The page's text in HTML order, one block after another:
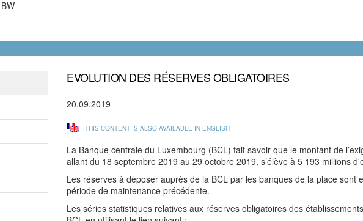
EVOLUTION DES RÉSERVES OBLIGATOIRES
20.09.2019
THIS CONTENT IS ALSO AVAILABLE IN ENGLISH
La Banque centrale du Luxembourg (BCL) fait savoir que le montant de
allant du 18 septembre 2019 au 29 octobre 2019, s’élève à 5 193 millions
Les réserves à déposer auprès de la BCL par les banques de la place
période de maintenance précédente.
Les séries statistiques relatives aux réserves obligatoires des